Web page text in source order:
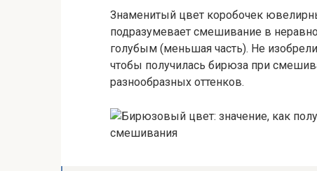
Знаменитый цвет коробочек
подразумевает смешивание в
голубым (меньшая часть). Не
чтобы получилась бирюза при
разнообразных оттенков.